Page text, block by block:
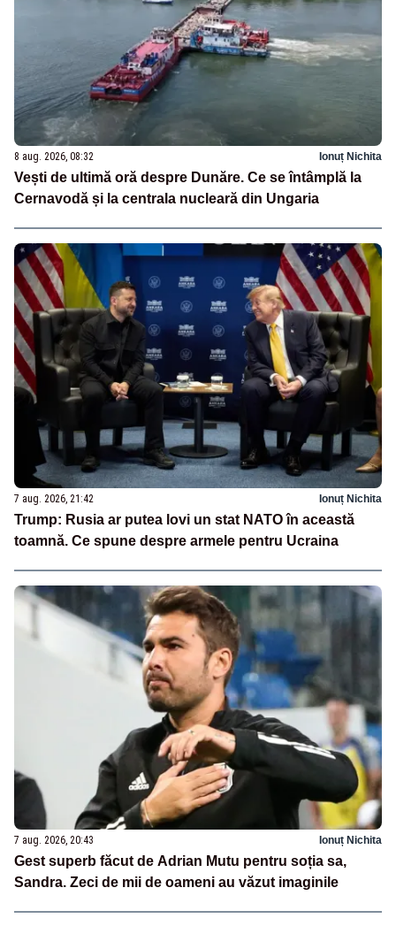
8 aug. 2026, 08:32 Ionuț Nichita
Vești de ultimă oră despre Dunăre. Ce se întâmplă la
Cernavodă și la centrala nucleară din Ungaria
7 aug. 2026, 21:42 Ionuț Nichita
Trump: Rusia ar putea lovi un stat NATO în această
toamnă. Ce spune despre armele pentru Ucraina
7 aug. 2026, 20:43 Ionuț Nichita
Gest superb făcut de Adrian Mutu pentru soția sa,
Sandra. Zeci de mii de oameni au văzut imaginile